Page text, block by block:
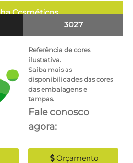
Cosméticos
3027
Referência de cores
ilustrativa.
Saiba mais as
disponibilidades das cores
das embalagens e
tampas.
Fale conosco
agora:
Orçamento